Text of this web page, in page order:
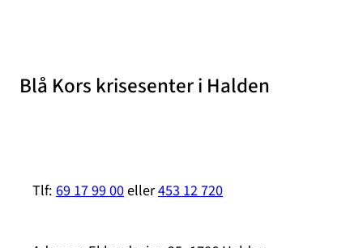
Blå Kors krisesenter i Halden
Tlf:69 17 99 00eller453 12 720